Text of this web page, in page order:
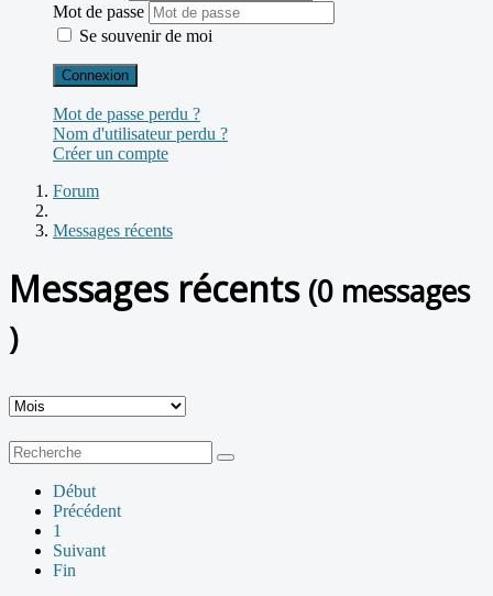
Mot de passe
Se souvenir de moi
Connexion
Mot de passe perdu ?
Nom d'utilisateur perdu ?
Créer un compte
Forum
Messages récents
Messages récents (0 messages
)
Début
Précédent
1
Suivant
Fin